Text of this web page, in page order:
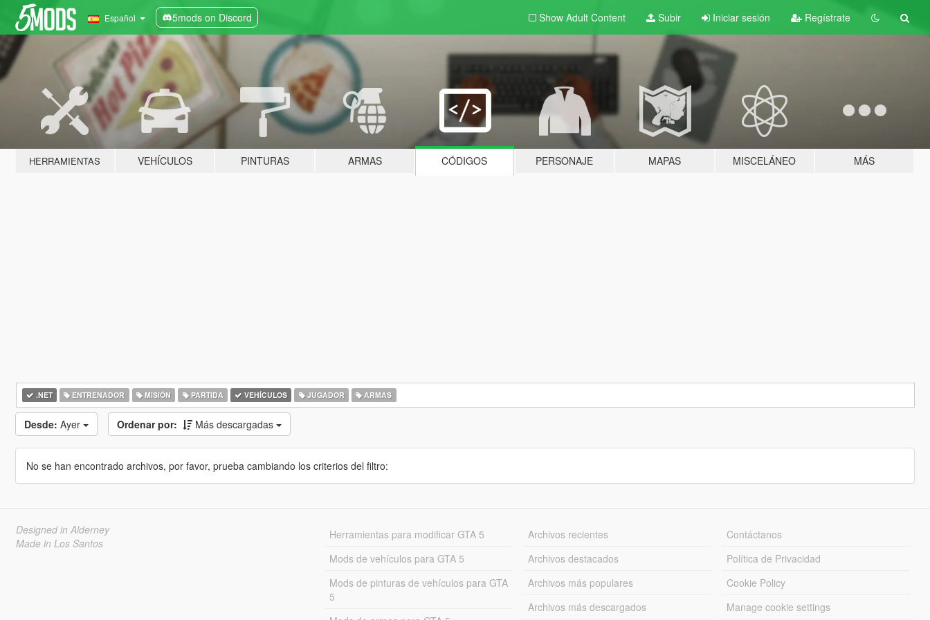
Español 5mods on Discord Show Adult Content Subir Iniciar sesión Regístrate
HERRAMIENTAS VEHÍCULOS PINTURAS ARMAS CÓDIGOS PERSONAJE MAPAS MISCELÁNEO MÁS
.NET ENTRENADOR MISIÓN PARTIDA VEHÍCULOS JUGADOR ARMAS
Desde: Ayer Ordenar por: Más descargadas
No se han encontrado archivos, por favor, prueba cambiando los criterios del filtro:
Designed in Alderney
Made in Los Santos
Herramientas para modificar GTA 5
Mods de vehículos para GTA 5
Mods de pinturas de vehículos para GTA
5
Archivos recientes
Archivos destacados
Archivos más populares
Archivos más descargados
Contáctanos
Política de Privacidad
Cookie Policy
Manage cookie settings